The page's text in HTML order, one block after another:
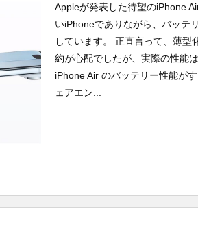
Appleが発表した待望のiPhone
いiPhoneでありながら、バッテ
しています。 正直言って、薄型
約が心配でしたが、実際の性能
iPhone Air のバッテリー性能が
ェアエン...